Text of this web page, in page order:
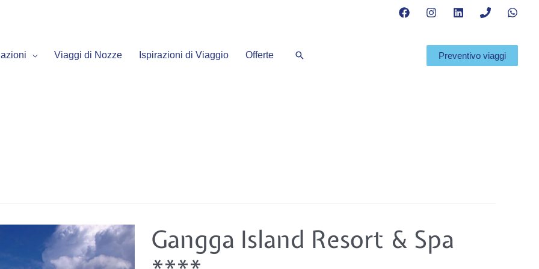
Viaggi di Nozze Ispirazioni di Viaggio Offerte Cerca Preventivo viaggi
Gangga Island Resort & Spa
Gangga
Island
Resort
Spa